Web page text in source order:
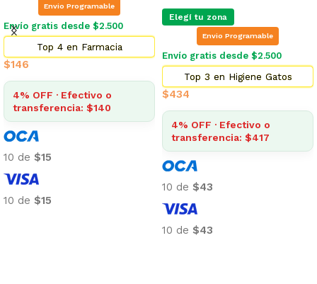
Envio Programable
Envío gratis desde $2.500
Top 4 en Farmacia
$146
4% OFF · Efectivo o
transferencia: $140
10 de $15
10 de $15
Elegí tu zona
Envio Programable
Envío gratis desde $2.500
Top 3 en Higiene Gatos
$434
4% OFF · Efectivo o
transferencia: $417
10 de $43
10 de $43